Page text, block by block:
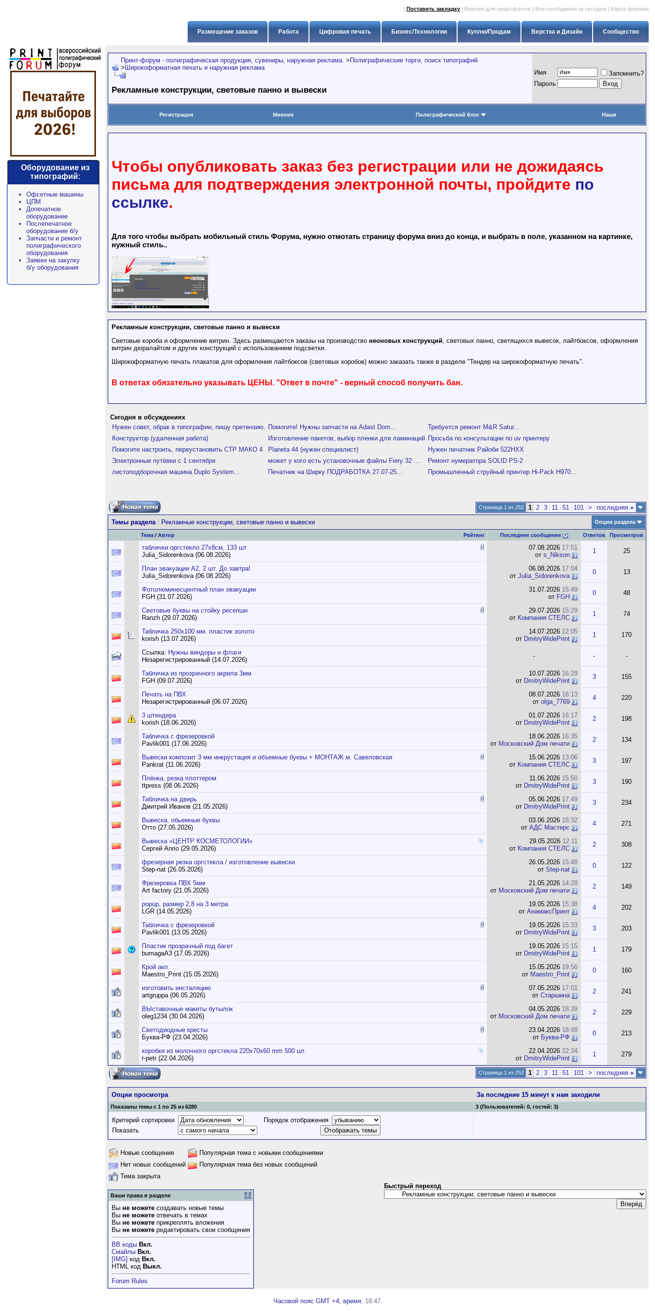
| Поставить закладку | Версия для смартфонов | Все сообщения за сегодня | Карта форума
Сообщество
Верстка и Дизайн
Куплю/Продам
Бизнес/Технологии
Цифровая печать
Работа
Размещение заказов
Оборудование из
типографий:
Офсетные машины
ЦПМ
Допечатное
оборудование
Послепечатное
оборудование б/у
Запчасти и ремонт
полиграфического
оборудования
Заявки на закупку
б/у оборудования
Принт-форум - полиграфическая продукция, сувениры, наружная реклама. > Полиграфические торги, поиск типографий
> Широкоформатная печать и наружная реклама
Рекламные конструкции, световые панно и вывески
Имя
Запомнить?
Пapoль
Регистрация Мнения Полиграфический блог Наши
Чтобы опубликовать заказ без регистрации или не дожидаясь
письма для подтверждения электронной почты, пройдите по
ссылке.
Для того чтобы выбрать мобильный стиль Форума, нужно отмотать страницу форума вниз до конца, и выбрать в поле, указанном на картинке,
нужный стиль..
Рекламные конструкции, световые панно и вывески
Световые короба и оформление витрин. Здесь размещаются заказы на производство неоновых конструкций, световых панно, светящихся вывесок, лайтбоксов, оформления
витрин дюралайтом и других конструкций с использованием подсветки.
Широкоформатную печать плакатов для оформления лайтбоксов (световых коробов) можно заказать также в разделе "Тендер на широкоформатную печать".
В ответах обязательно указывать ЦЕНЫ. "Ответ в почте" - верный способ получить бан.
Сегодня в обсуждениях
Нужен совет, обрак в типографии, пишу претензию. Помогите! Нужны запчасти на Adast Dom...
Требуется ремонт M&R Satur...
Конструктор (удаленная работа)
Изготовление пакетов, выбор пленки для ламинаций Просьба по консультации по uv принтеру
Помогите настроить, переустановить СТР МАКО 4
Planeta 44 (нужен специалист)
Нужен печатник Райоби 522HXX
Электронные путёвки с 1 сентября
может у кого есть установочные файлы Fiery 32 ...
Ремонт нумератора SOLID PS-2
листоподборочная машина Duplo System...
Печатник на Ширку ПОДРАБОТКА 27.07-25... Промышленный струйный принтер Hi-Pack H970...
Страница 1 из 252 1 2 3 11 51 101 > последняя »
Темы раздела: Рекламные конструкции, световые панно и вывески Опции раздела
Рейтинг
Тема / Автор Последнее сообщение Ответов Просмотров
таблички оргстекло 27х8см, 133 шт
Julia_Sidorenkova (06.08.2026)
07.08.2026 17:51
от s_Nikson
1 25
План эвакуации А2, 2 шт. До завтра!
Julia_Sidorenkova (06.08.2026)
06.08.2026 17:04
от Julia_Sidorenkova
0 13
Фотолюминесцентный план эвакуации
FGH (31.07.2026)
31.07.2026 15:49
от FGH
0 48
Световые буквы на стойку ресепшн
Ranzh (29.07.2026)
29.07.2026 15:29
от Компания СТЕЛС
1 74
Табличка 250х100 мм. пластик золото
korish (13.07.2026)
14.07.2026 12:05
от DmitryWidePrint
1 170
Ссылка: Нужны виндоры и флаги
Незарегистрированный (14.07.2026)
- - -
Табличка из прозрачного акрила 3мм
FGH (09.07.2026)
10.07.2026 16:29
от DmitryWidePrint
3 155
Печать на ПВХ
Незарегистрированный (06.07.2026)
08.07.2026 16:13
от olga_7769
4 220
3 штендера
korish (18.06.2026)
01.07.2026 16:17
от DmitryWidePrint
2 198
Табличка с фрезеровкой
Pavlik001 (17.06.2026)
18.06.2026 16:35
от Московский Дом печати
2 134
Вывески композит 3 мм инкрустация и объемные буквы + МОНТАЖ м. Савеловская
Pankrat (11.06.2026)
15.06.2026 13:06
от Компания СТЕЛС
3 197
Плёнка, резка плоттером
ttpress (08.06.2026)
11.06.2026 15:50
от DmitryWidePrint
3 190
Табличка на дверь
Дмитрий Иванов (21.05.2026)
05.06.2026 17:49
от DmitryWidePrint
3 234
Вывеска, обьемные буквы
Отто (27.05.2026)
03.06.2026 18:32
от АДС Мастерс
4 271
Вывеска «ЦЕНТР КОСМЕТОЛОГИИ»
Сергей Anrio (29.05.2026)
29.05.2026 12:11
от Компания СТЕЛС
2 308
фрезерная резка оргстекла / изготовление вывески
Step-nat (26.05.2026)
26.05.2026 15:48
от Step-nat
0 122
Фрезеровка ПВХ 5мм
Art factory (21.05.2026)
21.05.2026 14:28
от Московский Дом печати
2 149
popup, размер 2,8 на 3 метра
LGR (14.05.2026)
19.05.2026 15:38
от АнамаксПринт
4 202
Табличка с фрезеровкой
Pavlik001 (13.05.2026)
19.05.2026 15:33
от DmitryWidePrint
3 203
Пластик прозрачный под багет
bumagaA3 (17.05.2026)
19.05.2026 15:15
от DmitryWidePrint
1 179
Крой акп
Maestro_Print (15.05.2026)
15.05.2026 19:56
от Maestro_Print
0 160
изготовить инсталяцию
artgruppa (06.05.2026)
07.05.2026 17:01
от Старшина
2 241
ВЫставочные макеты бутылок
oleg1234 (30.04.2026)
04.05.2026 18:39
от Московский Дом печати
2 229
Светодиодные кресты
Буква-РФ (23.04.2026)
23.04.2026 18:48
от Буква-РФ
0 213
коробки из молочного оргстекла 220х70х60 mm 500 шт.
r-petr (22.04.2026)
22.04.2026 22:34
от DmitryWidePrint
1 279
Страница 1 из 252 1 2 3 11 51 101 > последняя »
Опции просмотра За последние 15 минут к нам заходили
Показаны темы с 1 по 25 из 6280 3 (Пользователей: 0, гостей: 3)
Критерий сортировки
Порядок отображения
Показать
Новые сообщения
Популярная тема с новыми сообщениями
Нет новых сообщений
Популярная тема без новых сообщений
Тема закрыта
Ваши права в разделе
Вы не можете создавать новые темы
Вы не можете отвечать в темах
Вы не можете прикреплять вложения
Вы не можете редактировать свои сообщения
BB коды Вкл.
Смайлы Вкл.
[IMG] код Вкл.
HTML код Выкл.
Forum Rules
Быстрый переход
Часовой пояс GMT +4, время: 18:47.